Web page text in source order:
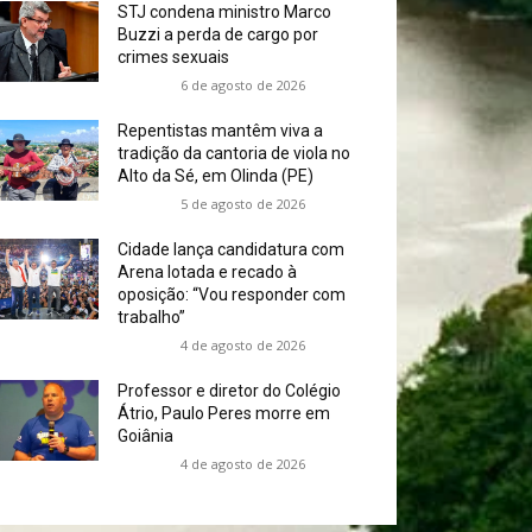
STJ condena ministro Marco
Buzzi a perda de cargo por
crimes sexuais
6 de agosto de 2026
Repentistas mantêm viva a
tradição da cantoria de viola no
Alto da Sé, em Olinda (PE)
5 de agosto de 2026
Cidade lança candidatura com
Arena lotada e recado à
oposição: “Vou responder com
trabalho”
4 de agosto de 2026
Professor e diretor do Colégio
Átrio, Paulo Peres morre em
Goiânia
4 de agosto de 2026